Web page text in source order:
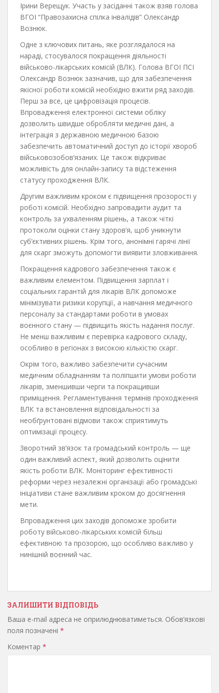
Ірини Верещук. Участь у засіданні також взяв голова
ВГОІ “Правозахисна спілка інвалідів” Олександр
Вознюк.
Одне з ключових питань, яке розглядалося на
нараді, стосувалося покращення діяльності
військово-лікарських комісій (ВЛК). Голова ВГОІ ПСІ
Олександр Вознюк зазначив, що для забезпечення
якісної роботи комісій необхідно вжити ряд заходів.
Перш за все, це цифровізація процесів.
Впровадження електронної системи обліку
дозволить швидше обробляти медичні дані, а
інтеграція з державною медичною базою
забезпечить автоматичний доступ до історії хвороб
військовозобов’язаних. Це також відкриває
можливість для онлайн-запису та відстеження
статусу проходження ВЛК.
Другим важливим кроком є підвищення прозорості у
роботі комісій. Необхідно запровадити аудит та
контроль за ухваленням рішень, а також чіткі
протоколи оцінки стану здоров’я, щоб уникнути
суб’єктивних рішень. Крім того, анонімні гарячі лінії
для скарг зможуть допомогти виявити зловживання.
Покращення кадрового забезпечення також є
важливим елементом. Підвищення зарплат і
соціальних гарантій для лікарів ВЛК допоможе
мінімізувати ризики корупції, а навчання медичного
персоналу за стандартами роботи в умовах
воєнного стану — підвищить якість надання послуг.
Не менш важливим є перевірка кадрового складу,
особливо в регіонах з високою кількістю скарг.
Окрім того, важливо забезпечити сучасним
медичним обладнанням та поліпшити умови роботи
лікарів, зменшивши черги та покращивши
приміщення. Регламентування термінів проходження
ВЛК та встановлення відповідальності за
необґрунтовані відмови також сприятимуть
оптимізації процесу.
Зворотний зв’язок та громадський контроль — ще
один важливий аспект, який дозволить оцінити
якість роботи ВЛК. Моніторинг ефективності
реформи через незалежні організації або громадські
ініціативи стане важливим кроком до досягнення
мети.
Впровадження цих заходів допоможе зробити
роботу військово-лікарських комісій більш
ефективною та прозорою, що особливо важливо у
нинішній воєнний час.
ЗАЛИШИТИ ВІДПОВІДЬ
Ваша e-mail адреса не оприлюднюватиметься. Обов’язкові
поля позначені *
Коментар *